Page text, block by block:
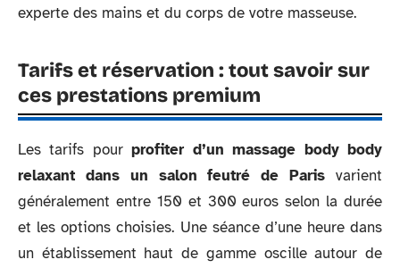
experte des mains et du corps de votre masseuse.
Tarifs et réservation : tout savoir sur
ces prestations premium
Les tarifs pourprofiter d’un massage body body
relaxant dans un salon feutré de Paris varient
généralement entre 150 et 300 euros selon la durée
et les options choisies. Une séance d’une heure dans
un établissement haut de gamme oscille autour de